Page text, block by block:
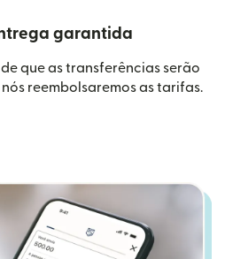
garantida
que as transferências serão
reembolsaremos as tarifas.